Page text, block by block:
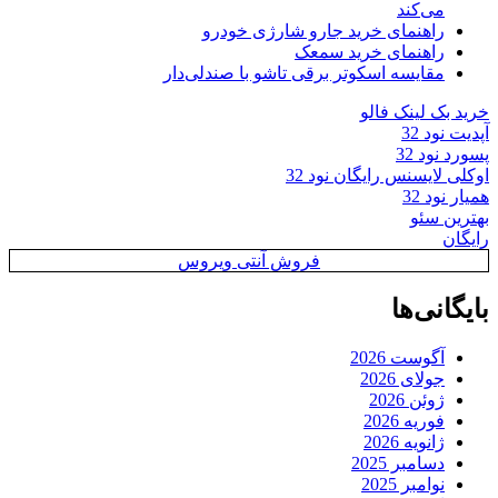
می‌کند
راهنمای خرید جارو شارژی خودرو
راهنمای خرید سمعک
مقایسه اسکوتر برقی تاشو با صندلی‌دار
خرید بک لینک فالو
آپدیت نود 32
پسورد نود 32
اوکلی لایسنس رایگان نود 32
همیار نود 32
بهترین سئو
رایگان
فروش آنتی ویروس
بایگانی‌ها
آگوست 2026
جولای 2026
ژوئن 2026
فوریه 2026
ژانویه 2026
دسامبر 2025
نوامبر 2025